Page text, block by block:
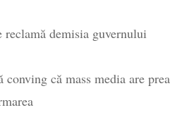
reclamă demisia guvernului
conving că mass media are prea